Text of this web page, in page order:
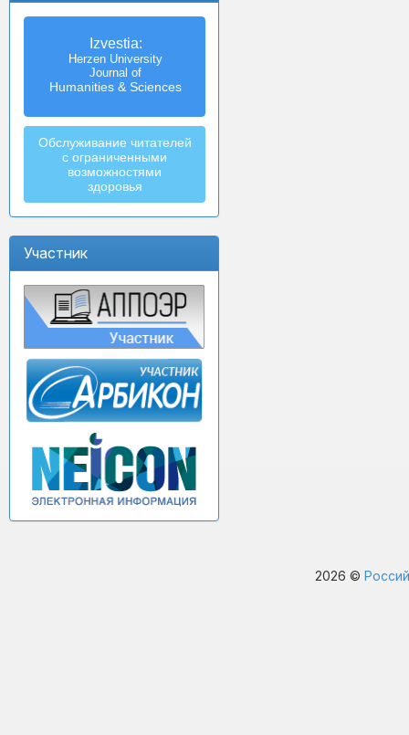
Izvestia:
Herzen University
Journal of
Humanities & Sciences
Обслуживание читателей
с ограниченными
возможностями
здоровья
Участник
2026 ©